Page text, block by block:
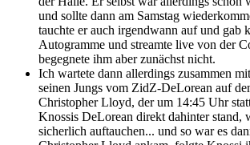
und sollte dann am Samstag
tauchte er auch irgendwann auf und gab
Autogramme und streamte live von der
begegnete ihm aber zunächst nicht.
Ich wartete dann allerdings zusammen
seinen Jungs vom ZidZ-DeLorean auf
Christopher Lloyd, der um 14:45 Uhr
Knossis DeLorean direkt dahinter stand,
sicherlich auftauchen... und so war es